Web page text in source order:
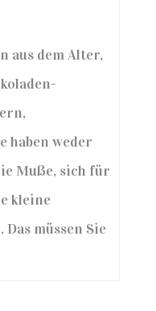
aus dem Alter,
haben weder
Muße, sich für
kleine
müssen Sie